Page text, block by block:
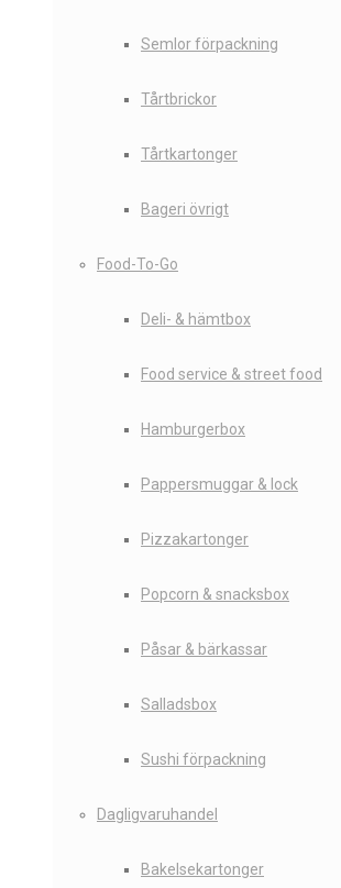
Semlor förpackning
Tårtbrickor
Tårtkartonger
Bageri övrigt
Food-To-Go
Deli- & hämtbox
Food service & street food
Hamburgerbox
Pappersmuggar & lock
Pizzakartonger
Popcorn & snacksbox
Påsar & bärkassar
Salladsbox
Sushi förpackning
Dagligvaruhandel
Bakelsekartonger